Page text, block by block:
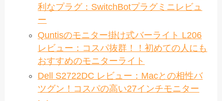
利なプラグ：SwitchBotプラグミニレビュ
ー
Quntisのモニター掛け式バーライト L206
レビュー：コスパ抜群！！初めての人にも
おすすめのモニターライト
Dell S2722DC レビュー：Macとの相性バ
ツグン！コスパの高い27インチモニター